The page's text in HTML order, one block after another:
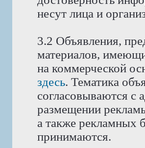
несут лица и
3.2 Объявления,
материалов,
на коммерческой
здесь. Тематика
согласовываются с
размещении
а также рекламных
принимаются.